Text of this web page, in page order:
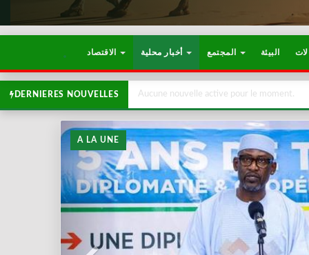
البيئة
DERNIERES NOUVELLES Aucune nouvelle active pour le moment.
A LA UNE